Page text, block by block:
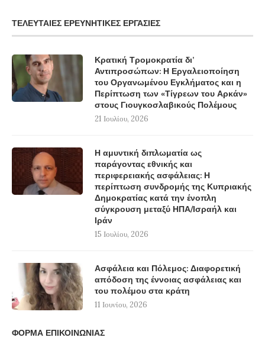
ΤΕΛΕΥΤΑΊΕΣ ΕΡΕΥΝΗΤΙΚΈΣ ΕΡΓΑΣΊΕΣ
Κρατική Τρομοκρατία δι’
Αντιπροσώπων: Η Εργαλειοποίηση
του Οργανωμένου Εγκλήματος και η
Περίπτωση των «Τίγρεων του Αρκάν»
στους Γιουγκοσλαβικούς Πολέμους
21 Ιουλίου, 2026
Η αμυντική διπλωματία ως
παράγοντας εθνικής και
περιφερειακής ασφάλειας: Η
περίπτωση συνδρομής της Κυπριακής
Δημοκρατίας κατά την ένοπλη
σύγκρουση μεταξύ ΗΠΑ/Ισραήλ και
Ιράν
15 Ιουλίου, 2026
Ασφάλεια και Πόλεμος: Διαφορετική
απόδοση της έννοιας ασφάλειας και
του πολέμου στα κράτη
11 Ιουνίου, 2026
ΦΟΡΜΑ ΕΠΙΚΟΙΝΩΝΙΑΣ